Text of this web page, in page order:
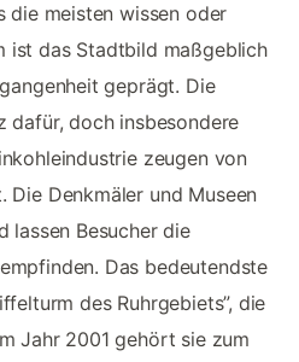
die meisten wissen oder
ist das Stadtbild maßgeblich
geprägt. Die
dafür, doch insbesondere
zeugen von
Die Denkmäler und Museen
lassen Besucher die
Das bedeutendste
des Ruhrgebiets”, die
Jahr 2001 gehört sie zum